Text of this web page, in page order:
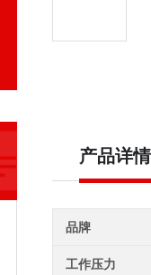
产品详情
品牌
工作压力